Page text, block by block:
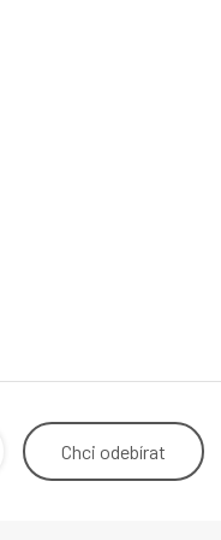
Chci odebírat